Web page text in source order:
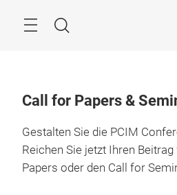
Suche
Call for Papers &
Gestalten Sie die PCIM
Reichen Sie jetzt Ihren
Papers oder den Call for